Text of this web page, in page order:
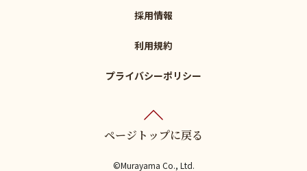
採用情報
利用規約
プライバシーポリシー
ページトップに戻る
©Murayama Co., Ltd.